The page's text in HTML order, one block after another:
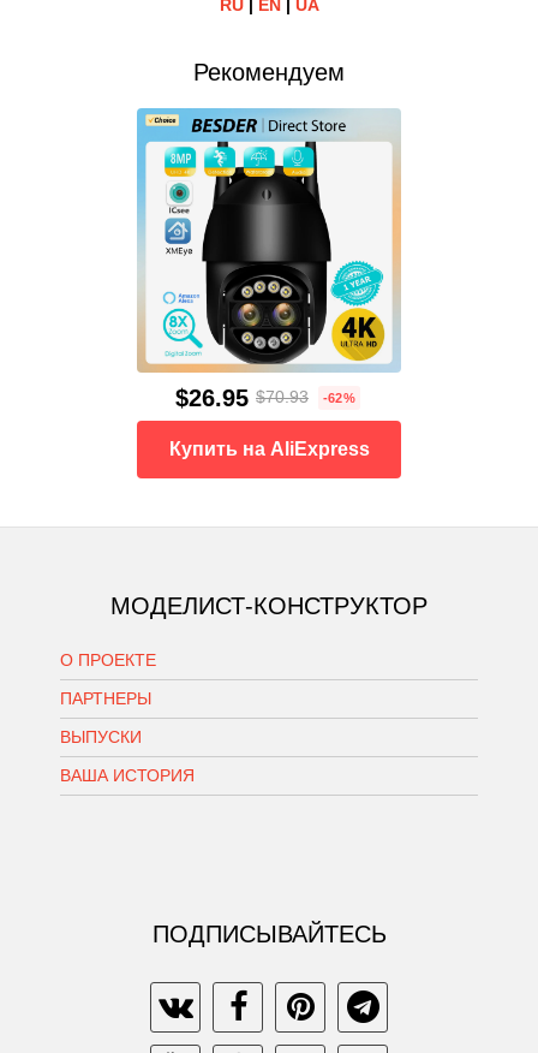
RU| EN| UA
Рекомендуем
$26.95 $70.93 -62%
Купить на AliExpress
МОДЕЛИСТ-КОНСТРУКТОР
О ПРОЕКТЕ
ПАРТНЕРЫ
ВЫПУСКИ
ВАША ИСТОРИЯ
ПОДПИСЫВАЙТЕСЬ